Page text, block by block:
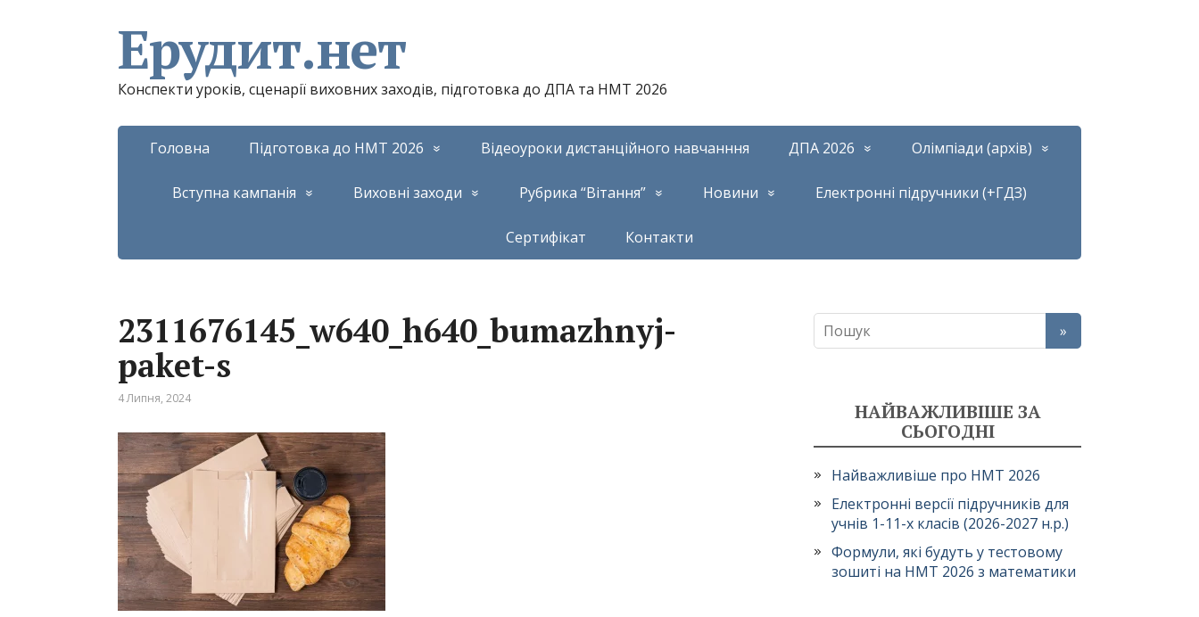
Ерудит.нет
Конспекти уроків, сценарії виховних заходів, підготовка до ДПА та НМТ 2026
Головна Підготовка до НМТ 2026 Відеоуроки дистанційного навчанння ДПА 2026 Олімпіади (архів)
Вступна кампанія Виховні заходи Рубрика “Вітання” Новини Електронні підручники (+ГДЗ)
Сертифікат Контакти
2311676145_w640_h640_bumazhnyj-
paket-s
4 Липня, 2024
НАЙВАЖЛИВІШЕ ЗА
СЬОГОДНІ
Найважливіше про НМТ 2026
Електронні версії підручників для
учнів 1-11-х класів (2026-2027 н.р.)
Формули, які будуть у тестовому
зошиті на НМТ 2026 з математики